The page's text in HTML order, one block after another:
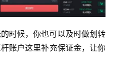
时候，你也可以及时做划转
账户这里补充保证金，让你